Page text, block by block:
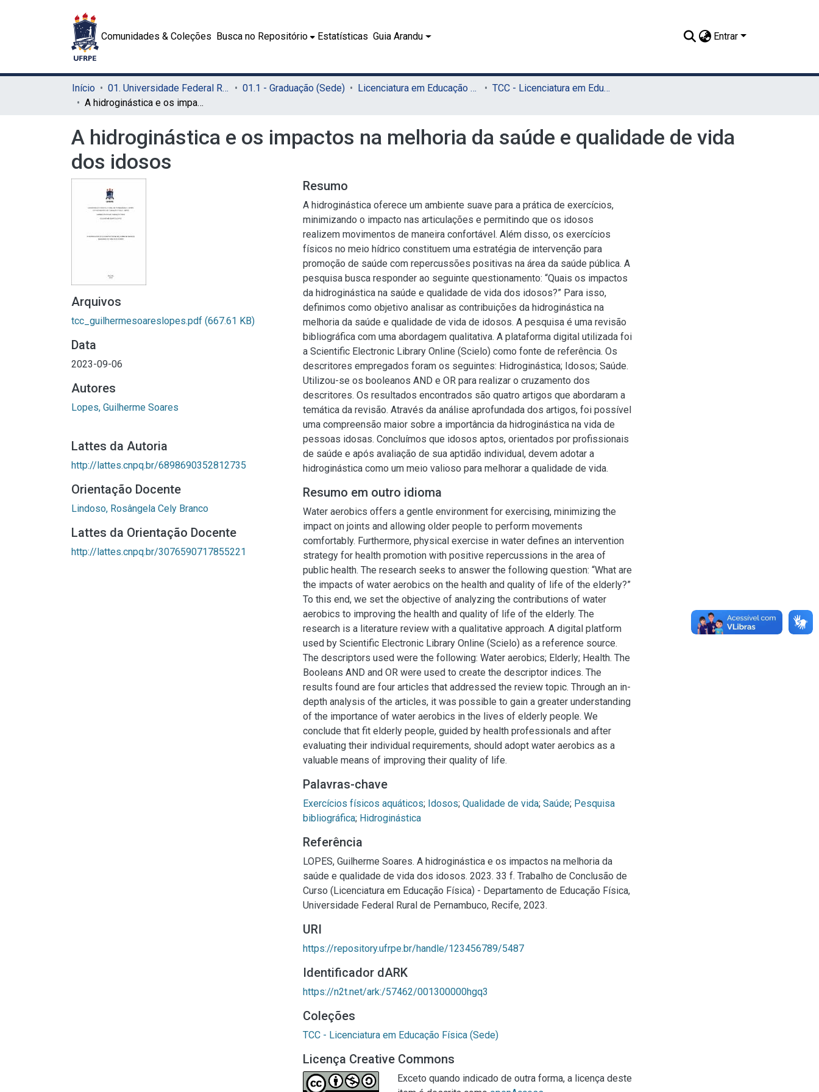
Comunidades & Coleções Busca no Repositório Estatísticas Guia Arandu Entrar
Início 01. Universidade Federal Rural de Pernambuco - UFRPE (Sede) 01.1 - Graduação (Sede) Licenciatura em Educação Física (Sede)
TCC - Licenciatura em Educação Física (Sede)
A hidroginástica e os impactos na melhoria da saúde e qualidade de vida dos idosos
A hidroginástica e os impactos na melhoria da saúde e qualidade de vida
dos idosos
Arquivos
tcc_guilhermesoareslopes.pdf (667.61 KB)
Data
2023-09-06
Autores
Lopes, Guilherme Soares
Lattes da Autoria
http://lattes.cnpq.br/6898690352812735
Orientação Docente
Lindoso, Rosângela Cely Branco
Lattes da Orientação Docente
http://lattes.cnpq.br/3076590717855221
Resumo
A hidroginástica oferece um ambiente suave para a prática de exercícios,
minimizando o impacto nas articulações e permitindo que os idosos
realizem movimentos de maneira confortável. Além disso, os exercícios
físicos no meio hídrico constituem uma estratégia de intervenção para
promoção de saúde com repercussões positivas na área da saúde pública. A
pesquisa busca responder ao seguinte questionamento: “Quais os impactos
da hidroginástica na saúde e qualidade de vida dos idosos?” Para isso,
definimos como objetivo analisar as contribuições da hidroginástica na
melhoria da saúde e qualidade de vida de idosos. A pesquisa é uma revisão
bibliográfica com uma abordagem qualitativa. A plataforma digital utilizada foi
a Scientific Electronic Library Online (Scielo) como fonte de referência. Os
descritores empregados foram os seguintes: Hidroginástica; Idosos; Saúde.
Utilizou-se os booleanos AND e OR para realizar o cruzamento dos
descritores. Os resultados encontrados são quatro artigos que abordaram a
temática da revisão. Através da análise aprofundada dos artigos, foi possível
uma compreensão maior sobre a importância da hidroginástica na vida de
pessoas idosas. Concluímos que idosos aptos, orientados por profissionais
de saúde e após avaliação de sua aptidão individual, devem adotar a
hidroginástica como um meio valioso para melhorar a qualidade de vida.
Resumo em outro idioma
Water aerobics offers a gentle environment for exercising, minimizing the
impact on joints and allowing older people to perform movements
comfortably. Furthermore, physical exercise in water defines an intervention
strategy for health promotion with positive repercussions in the area of
public health. The research seeks to answer the following question: “What are
the impacts of water aerobics on the health and quality of life of the elderly?”
To this end, we set the objective of analyzing the contributions of water
aerobics to improving the health and quality of life of the elderly. The
research is a literature review with a qualitative approach. A digital platform
used by Scientific Electronic Library Online (Scielo) as a reference source.
The descriptors used were the following: Water aerobics; Elderly; Health. The
Booleans AND and OR were used to create the descriptor indices. The
results found are four articles that addressed the review topic. Through an in-
depth analysis of the articles, it was possible to gain a greater understanding
of the importance of water aerobics in the lives of elderly people. We
conclude that fit elderly people, guided by health professionals and after
evaluating their individual requirements, should adopt water aerobics as a
valuable means of improving their quality of life.
Palavras-chave
Exercícios físicos aquáticos; Idosos; Qualidade de vida; Saúde; Pesquisa
bibliográfica; Hidroginástica
Referência
LOPES, Guilherme Soares. A hidroginástica e os impactos na melhoria da
saúde e qualidade de vida dos idosos. 2023. 33 f. Trabalho de Conclusão de
Curso (Licenciatura em Educação Física) - Departamento de Educação Física,
Universidade Federal Rural de Pernambuco, Recife, 2023.
URI
https://repository.ufrpe.br/handle/123456789/5487
Identificador dARK
https://n2t.net/ark:/57462/001300000hgq3
Coleções
TCC - Licenciatura em Educação Física (Sede)
Licença Creative Commons
Exceto quando indicado de outra forma, a licença deste